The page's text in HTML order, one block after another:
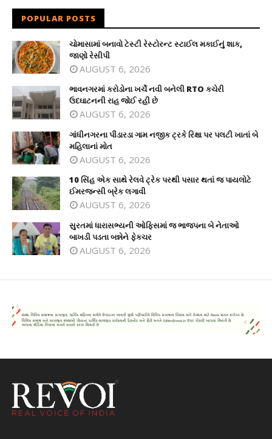
POPULAR POSTS
ચોમાસામાં બનાવો ટેસ્ટી રેસ્ટોરન્ટ સ્ટાઈલ મકાઈનું શાક,
જાણો રેસીપી
AUGUST 6, 2026
ભાવનગરમાં કરોડોના ખર્ચે નવી બનેલી RTO કચેરી
ઉદઘાટનની રાહ જોઈ રહી છે
AUGUST 6, 2026
ગાંધીનગરના પીંડારડા ગામ નજીક ટ્રકે રિક્ષા પર પલટી ખાતાં બે
મહિલાનાં મોત
AUGUST 6, 2026
10 સિંહ એક સાથે રેલવે ટ્રેક પરથી પસાર થતાં જ પાયલોટે
ઈમરજન્સી બ્રેક લગાવી
AUGUST 6, 2026
સુરતમાં ધારાસભ્યની ઓફિસમાં જ ભાજપના બે નેતાઓ
બાખડી પડતા બન્નેને ફેકચર
AUGUST 6, 2026